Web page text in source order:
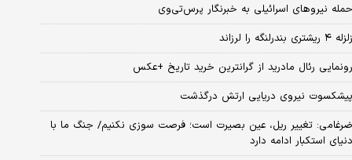
حمله نیروهای اسرائیلی به خبرنگار پرس‌تی‌وی
زلزله ۴ ریشتری بندرلنگه را لرزاند
رونمایی رئال مادرید از گرانترین خرید تاریخ +عکس
پیشکسوت نیروی دریایی ارتش درگذشت
ضرغامی: تغییر ریل، عین بصیرت است؛ فرصت سوزی نکنیم/ جنگ ما با
دنیای استکبار ادامه دارد